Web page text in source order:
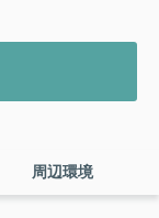
周辺環境